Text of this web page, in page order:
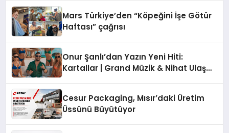
Mars Türkiye’den “Köpeğini İşe Götür
Haftası” çağrısı
Onur Şanlı’dan Yazın Yeni Hiti:
Kartallar | Grand Müzik & Nihat Ulaş
Cesur Packaging, Mısır’daki Üretim
Üssünü Büyütüyor